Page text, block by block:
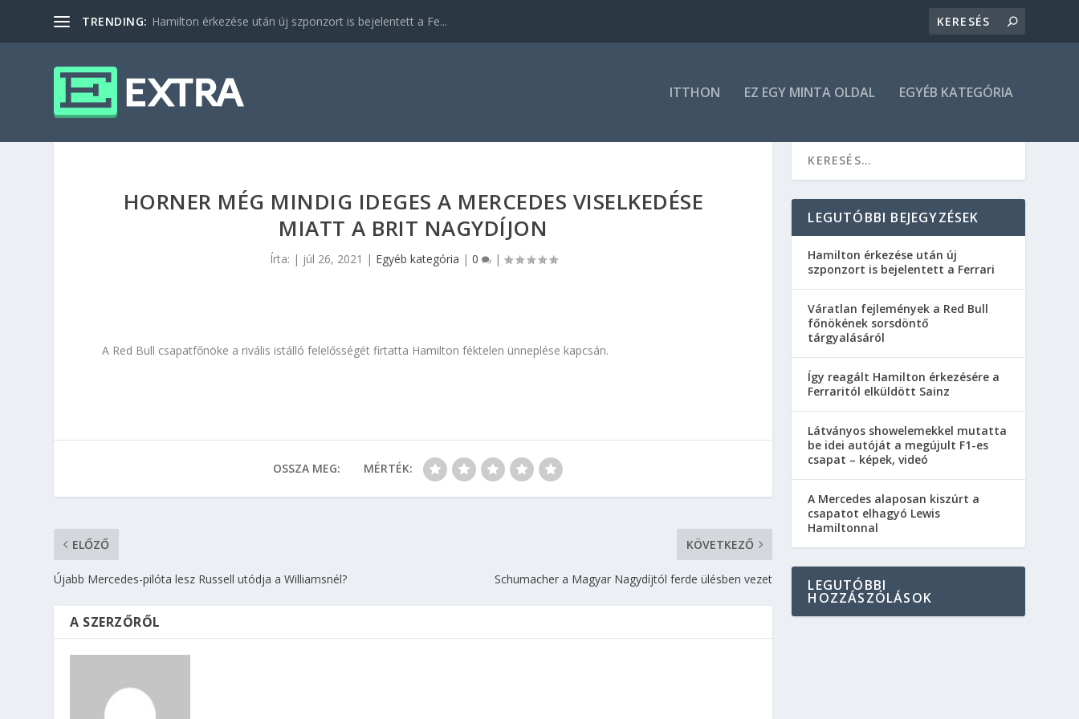
TRENDING: Hamilton érkezése után új szponzort is bejelentett a Fe...
ITTHON EZ EGY MINTA OLDAL EGYÉB KATEGÓRIA
HORNER MÉG MINDIG IDEGES A MERCEDES VISELKEDÉSE
MIATT A BRIT NAGYDÍJON
Írta: | júl 26, 2021 | Egyéb kategória | 0 |
A Red Bull csapatfőnöke a rivális istálló felelősségét firtatta Hamilton féktelen ünneplése kapcsán.
OSSZA MEG: MÉRTÉK:
ELŐZŐ
Újabb Mercedes-pilóta lesz Russell utódja a Williamsnél?
KÖVETKEZŐ
Schumacher a Magyar Nagydíjtól ferde ülésben vezet
A SZERZŐRŐL
LEGUTÓBBI BEJEGYZÉSEK
Hamilton érkezése után új
szponzort is bejelentett a Ferrari
Váratlan fejlemények a Red Bull
főnökének sorsdöntő
tárgyalásáról
Így reagált Hamilton érkezésére a
Ferraritól elküldött Sainz
Látványos showelemekkel mutatta
be idei autóját a megújult F1-es
csapat – képek, videó
A Mercedes alaposan kiszúrt a
csapatot elhagyó Lewis
Hamiltonnal
LEGUTÓBBI
HOZZÁSZÓLÁSOK